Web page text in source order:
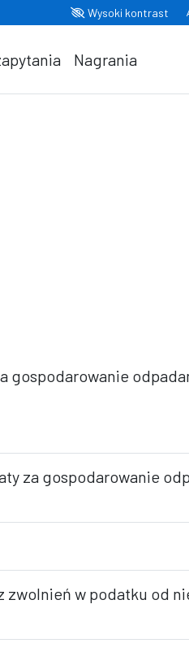
Wysoki kontrast
Nagrania
gospodarowanie
za gospodarowanie
zwolnień w podatku od